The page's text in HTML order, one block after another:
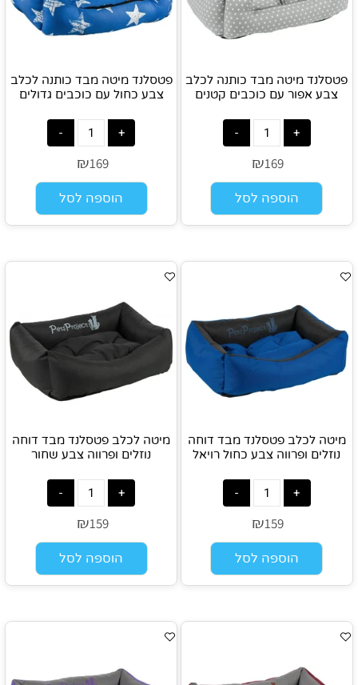
פטסלנד מיטה מבד כותנה לכלב
צבע אפור עם כוכבים קטנים
₪169
הוספה לסל
פטסלנד מיטה מבד כותנה לכלב
צבע כחול עם כוכבים גדולים
₪169
הוספה לסל
מיטה לכלב פטסלנד מבד דוחה
נוזלים ופרווה צבע כחול רויאל
₪159
הוספה לסל
מיטה לכלב פטסלנד מבד דוחה
נוזלים ופרווה צבע שחור
₪159
הוספה לסל